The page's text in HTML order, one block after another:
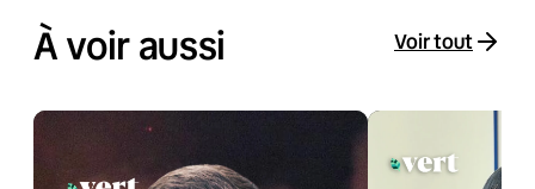
À voir aussi Voir tout